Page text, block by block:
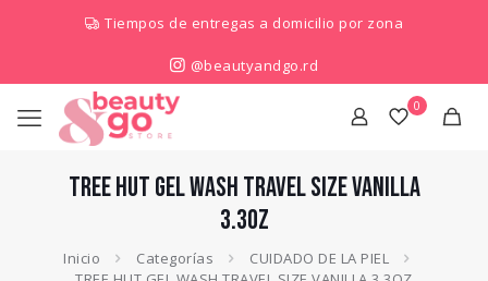
Tiempos de entregas a domicilio por zona
@beautyandgo.rd
0
TREE HUT GEL WASH TRAVEL SIZE VANILLA
3.3OZ
Inicio Categorías
CUIDADO DE LA PIEL